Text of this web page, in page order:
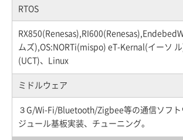
RTOS
ムズ),OS:NORTi(mispo) eT-Kernal(イーソ
(UCT)、Linux
ミドルウェア
３G/Wi-Fi/Bluetooth/Zigbee等の通信ソフト
ジュール基板実装、チューニング。